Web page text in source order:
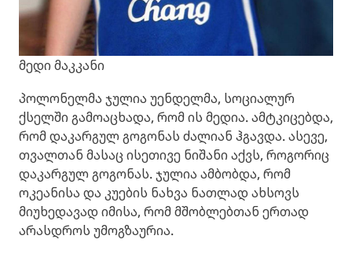
მედი მაკკანი
პოლონელმა ჯულია უენდელმა, სოციალურ
ქსელში გამოაცხადა, რომ ის მედია. ამტკიცებდა,
რომ დაკარგულ გოგონას ძალიან ჰგავდა. ასევე,
თვალთან მასაც ისეთივე ნიშანი აქვს, როგორიც
დაკარგულ გოგონას. ჯულია ამბობდა, რომ
ოკეანისა და კუების ნახვა ნათლად ახსოვს
მიუხედავად იმისა, რომ მშობლებთან ერთად
არასდროს უმოგზაურია.